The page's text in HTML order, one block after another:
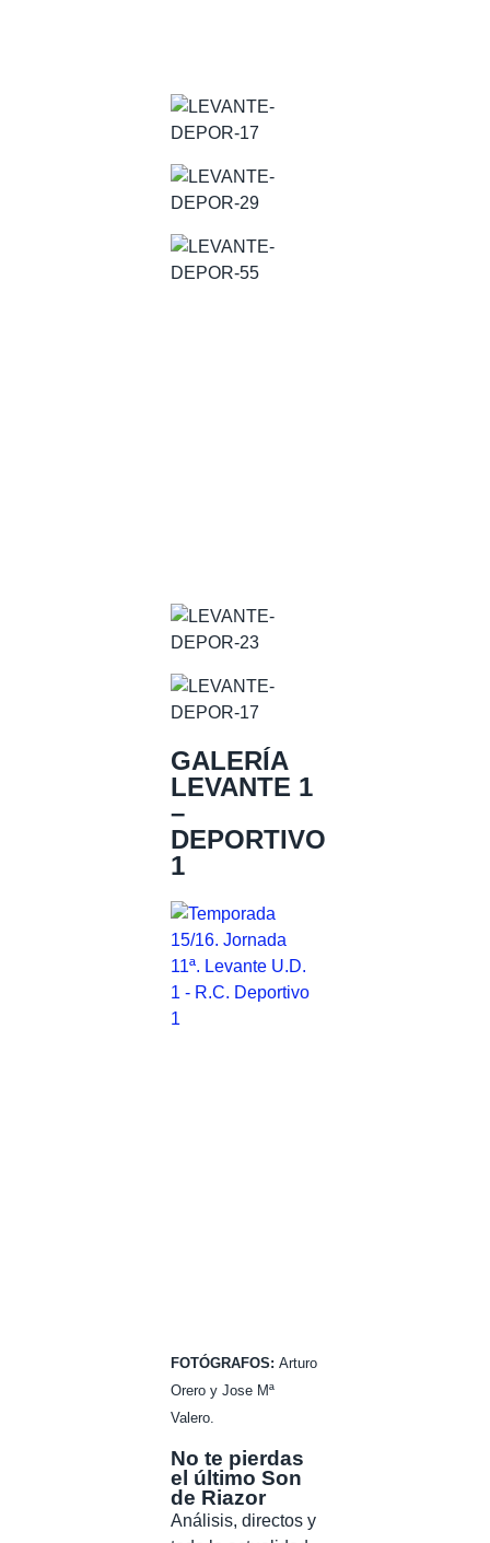
GALERÍA
LEVANTE 1
–
DEPORTIVO
1
FOTÓGRAFOS: Arturo
Orero y Jose Mª
Valero.
No te pierdas
el último Son
de Riazor
Análisis, directos y